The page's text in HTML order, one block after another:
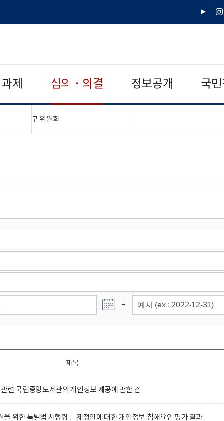
유
인
제 심의 · 의결 정보공개 국
구 위원회
~
제목
련 국립중앙도서관의 개인정보 제공에 관한 건
을 위한 특별법 시행령」 제정안에 대한 개인정보 침해요인 평가 결과